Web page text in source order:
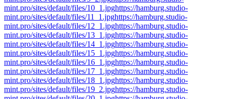
mint.pro/sites/default/files/10_1.jpghttps://hamburg.studio-
mint.pro/sites/default/files/11_1.jpghttps://hamburg.studio-
mint.pro/sites/default/files/12_1.jpghttps://hamburg.studio-
mint.pro/sites/default/files/13_1.jpghttps://hamburg.studio-
mint.pro/sites/default/files/14_1.jpghttps://hamburg.studio-
mint.pro/sites/default/files/15_1.jpghttps://hamburg.studio-
mint.pro/sites/default/files/16_1.jpghttps://hamburg.studio-
mint.pro/sites/default/files/17_1.jpghttps://hamburg.studio-
mint.pro/sites/default/files/18_1.jpghttps://hamburg.studio-
mint.pro/sites/default/files/19_2.jpghttps://hamburg.studio-